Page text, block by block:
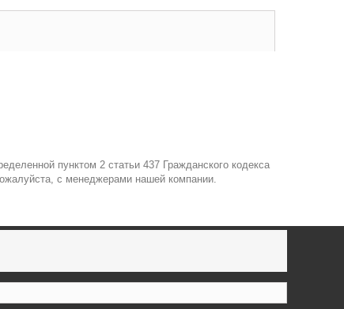
пунктом 2 статьи 437 Гражданского кодекса
с менеджерами нашей компании.